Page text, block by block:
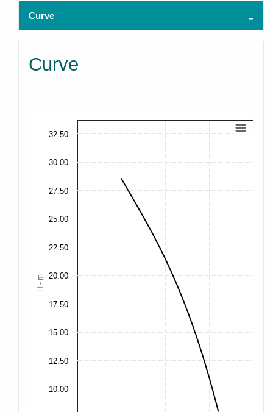
Curve
Curve
H - m
10.00
12.50
15.00
17.50
20.00
22.50
25.00
27.50
30.00
32.50